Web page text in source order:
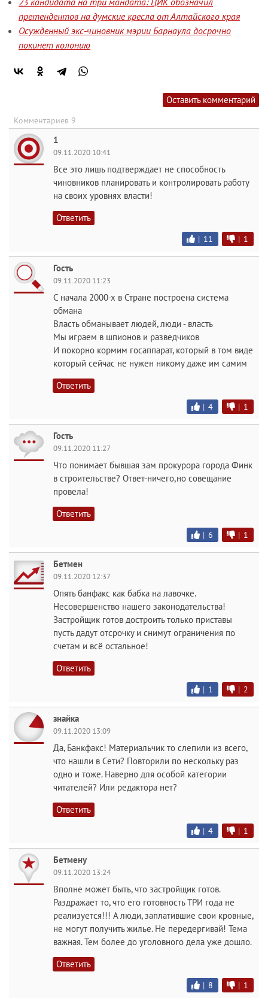
претендентов на думские кресла от Алтайского края
Осужденный экс-чиновник мэрии Барнаула досрочно
покинет колонию
Оставить комментарий
Комментариев 9
1
09.11.2020 10:41
Все это лишь подтверждает не способность
чиновников планировать и контролировать работу
на своих уровнях власти!
Ответить
| 11 | 1
Гость
09.11.2020 11:23
С начала 2000-х в Стране построена система
обмана
Власть обманывает людей, люди - власть
Мы играем в шпионов и разведчиков
И покорно кормим госаппарат, который в том виде
который сейчас не нужен никому даже им самим
Ответить
| 4 | 1
Гость
09.11.2020 11:27
Что понимает бывшая зам прокурора города Финк
в строительстве? Ответ-ничего,но совещание
провела!
Ответить
| 6 | 1
Бетмен
09.11.2020 12:37
Опять банфакс как бабка на лавочке.
Несовершенство нашего законодательства!
Застройщик готов достроить только приставы
пусть дадут отсрочку и снимут ограничения по
счетам и всё остальное!
Ответить
| 1 | 2
знайка
09.11.2020 13:09
Да, Банкфакс! Материальчик то слепили из всего,
что нашли в Сети? Повторили по нескольку раз
одно и тоже. Наверно для особой категории
читателей? Или редактора нет?
Ответить
| 4 | 1
Бетмену
09.11.2020 13:24
Вполне может быть, что застройщик готов.
Раздражает то, что его готовность ТРИ года не
реализуется!!! А люди, заплатившие свои кровные,
не могут получить жилье. Не передергивай! Тема
важная. Тем более до уголовного дела уже дошло.
Ответить
| 8 | 1